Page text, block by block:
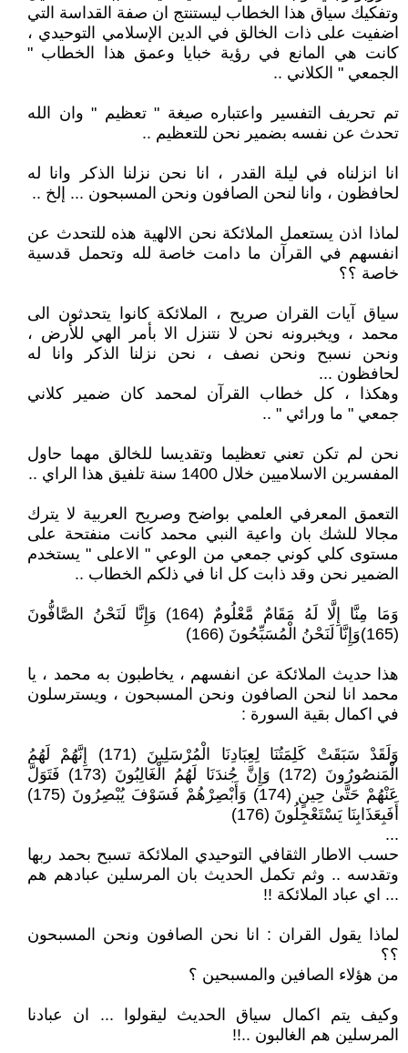
وتفكيك سياق هذا الخطاب ليستنتج ان صفة القداسة التي
اضفيت على ذات الخالق في الدين الإسلامي التوحيدي ،
كانت هي المانع في رؤية خبايا وعمق هذا الخطاب "
الجمعي " الكلاني ..
تم تحريف التفسير واعتباره صيغة " تعظيم " وان الله
تحدث عن نفسه بضمير نحن للتعظيم ..
انا انزلناه في ليلة القدر ، انا نحن نزلنا الذكر وانا له
لحافظون ، وانا لنحن الصافون ونحن المسبحون ... إلخ ..
لماذا اذن يستعمل الملائكة نحن الالهية هذه للتحدث عن
انفسهم في القرآن ما دامت خاصة لله وتحمل قدسية
خاصة ؟؟
سياق آيات القران صريح ، الملائكة كانوا يتحدثون الى
محمد ، ويخبرونه نحن لا نتنزل الا بأمر الهي للأرض ،
ونحن نسبح ونحن نصف ، نحن نزلنا الذكر وانا له
لحافظون ...
وهكذا ، كل خطاب القرآن لمحمد كان ضمير كلاني
جمعي " ما ورائي " ..
نحن لم تكن تعني تعظيما وتقديسا للخالق مهما حاول
المفسرين الاسلاميين خلال 1400 سنة تلفيق هذا الراي ..
التعمق المعرفي العلمي بواضح وصريح العربية لا يترك
مجالا للشك بان واعية النبي محمد كانت منفتحة على
مستوى كلي كوني جمعي من الوعي " الاعلى " يستخدم
الضمير نحن وقد ذابت كل انا في ذلكم الخطاب ..
وَمَا مِنَّا إِلَّا لَهُ مَقَامٌ مَّعْلُومٌ (164) وَإِنَّا لَنَحْنُ الصَّافُّونَ
(165)وَإِنَّا لَنَحْنُ الْمُسَبِّحُونَ (166)
هذا حديث الملائكة عن انفسهم ، يخاطبون به محمد ، يا
محمد انا لنحن الصافون ونحن المسبحون ، ويسترسلون
في اكمال بقية السورة :
وَلَقَدْ سَبَقَتْ كَلِمَتُنَا لِعِبَادِنَا الْمُرْسَلِينَ (171) إِنَّهُمْ لَهُمُ
الْمَنصُورُونَ (172) وَإِنَّ جُندَنَا لَهُمُ الْغَالِبُونَ (173) فَتَوَلَّ
عَنْهُمْ حَتَّىٰ حِينٍ (174) وَأَبْصِرْهُمْ فَسَوْفَ يُبْصِرُونَ (175)
أَفَبِعَذَابِنَا يَسْتَعْجِلُونَ (176)
...
حسب الاطار الثقافي التوحيدي الملائكة تسبح بحمد ربها
وتقدسه .. وثم تكمل الحديث بان المرسلين عبادهم هم
... اي عباد الملائكة !!
لماذا يقول القران : انا نحن الصافون ونحن المسبحون
؟؟
من هؤلاء الصافين والمسبحين ؟
وكيف يتم اكمال سياق الحديث ليقولوا ... ان عبادنا
المرسلين هم الغالبون ..!!